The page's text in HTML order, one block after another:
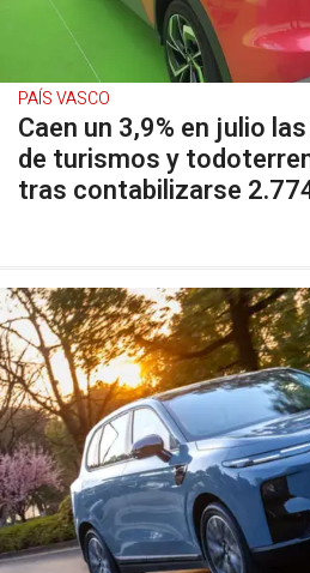
PAÍS VASCO
Caen un 3,9% en julio
de turismos y
tras contabilizarse